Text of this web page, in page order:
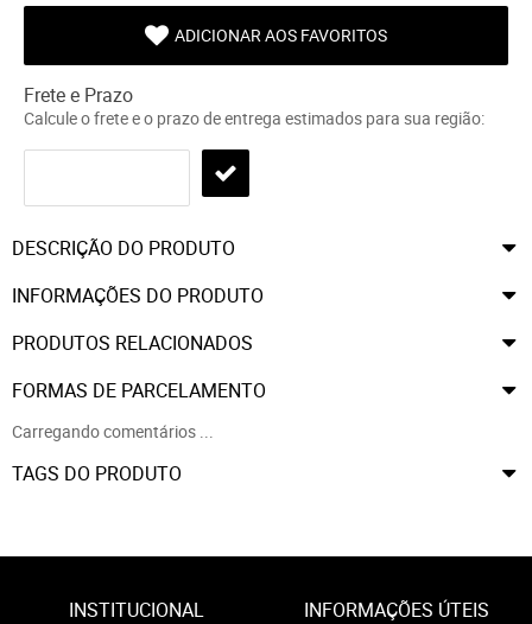
ADICIONAR AOS FAVORITOS
Frete e Prazo
Calcule o frete e o prazo de entrega estimados para sua região:
DESCRIÇÃO DO PRODUTO
INFORMAÇÕES DO PRODUTO
PRODUTOS RELACIONADOS
FORMAS DE PARCELAMENTO
Carregando comentários ...
TAGS DO PRODUTO
INSTITUCIONAL INFORMAÇÕES ÚTEIS